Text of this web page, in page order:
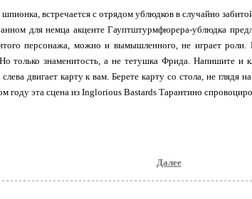
встречается с отрядом ублюдков в случайно
для немца акценте Гауптштурмфюрера-ублюдка
персонажа, можно и вымышленного, не играет
только знаменитость, а не тетушка Фрида. Напишите и
двигает карту к вам. Берете карту со стола, не глядя
эта сцена из Inglorious Bastards Тарантино
Далее